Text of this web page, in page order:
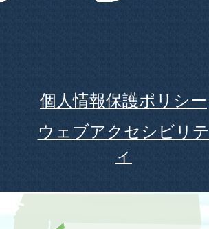
個人情報保護ポリシー
ウェブアクセシビリテ
ィ